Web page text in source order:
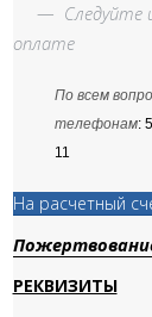
— Следуйте
оплате
По всем
телефонам:
11
На расчетный
РЕКВИЗИТЫ